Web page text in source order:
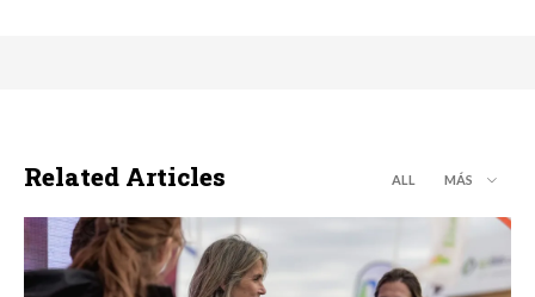
Related Articles ALL MÁS